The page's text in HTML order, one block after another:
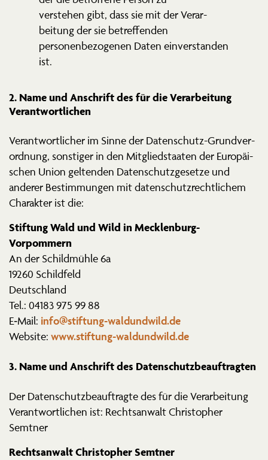
verstehen gibt, dass sie mit der Verar­
beitung der sie betref­fenden
perso­nen­be­zo­genen Daten einver­standen
ist.
2. Name und Anschrift des für die Verar­beitung
Verantwortlichen
Verant­wort­licher im Sinne der Daten­schutz-Grund­ver­
ordnung, sonstiger in den Mitglied­staaten der Europäi­
schen Union geltenden Daten­schutz­ge­setze und
anderer Bestim­mungen mit daten­schutz­recht­lichem
Charakter ist die:
Stiftung Wald und Wild in Mecklenburg-
Vorpommern
An der Schild­mühle 6a
19260 Schildfeld
Deutschland
Tel.: 04183 975 99 88
E‑Mail: info@stiftung-waldundwild.de
Website: www.stiftung-waldundwild.de
3. Name und Anschrift des Datenschutzbeauftragten
Der Daten­schutz­be­auf­tragte des für die Verar­beitung
Verant­wort­lichen ist: Rechts­anwalt Chris­topher
Semtner
Rechts­anwalt Chris­topher Semtner